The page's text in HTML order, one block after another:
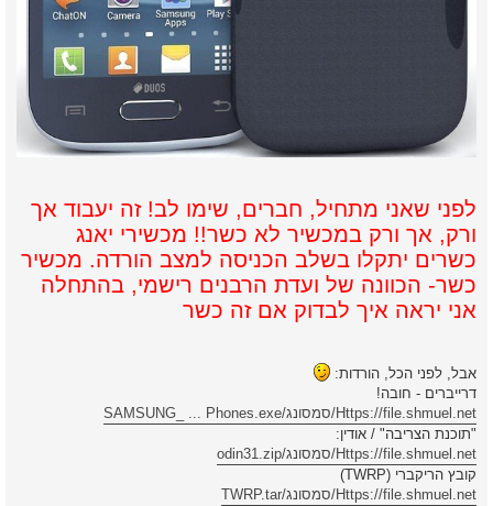
לפני שאני מתחיל, חברים, שימו לב! זה יעבוד אך
ורק, אך ורק במכשיר לא כשר!! מכשירי יאנג
כשרים יתקלו בשלב הכניסה למצב הורדה. מכשיר
כשר- הכוונה של ועדת הרבנים רישמי, בהתחלה
אני יראה איך לבדוק אם זה כשר
אבל, לפני הכל, הורדות:
דרייברים - חובה!
Https://file.shmuel.net/סמסונג/SAMSUNG_ ... Phones.exe
"תוכנת הצריבה" / אודין:
Https://file.shmuel.net/סמסונג/odin31.zip
קובץ הריקברי (TWRP)
Https://file.shmuel.net/סמסונג/TWRP.tar